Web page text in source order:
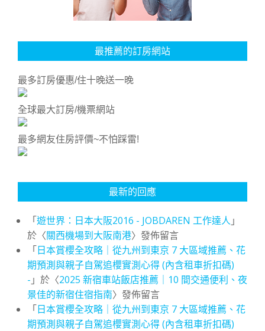
最推薦的訂房網站
最多訂房優惠/住十晚送一晚
全球最大訂房/機票網站
最多網友住房評價~不怕踩雷!
最新的回應
「遊世界：日本大阪2016 - JOBDAREN 工作達人 」
於〈關西機場到大阪南港〉發佈留言
「日本賞櫻全攻略｜從九州到東京 7 大區域推薦、花
期預測與親子自駕追櫻實測心得 (內含租車折扣碼)
- 」於〈2025 新宿車站飯店推薦｜10 間交通便利、夜
景佳的新宿住宿指南〉發佈留言
「日本賞櫻全攻略｜從九州到東京 7 大區域推薦、花
期預測與親子自駕追櫻實測心得 (內含租車折扣碼)